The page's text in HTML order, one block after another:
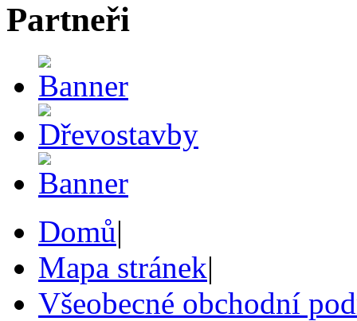
Partneři
Domů|
Mapa stránek|
Všeobecné obchodní